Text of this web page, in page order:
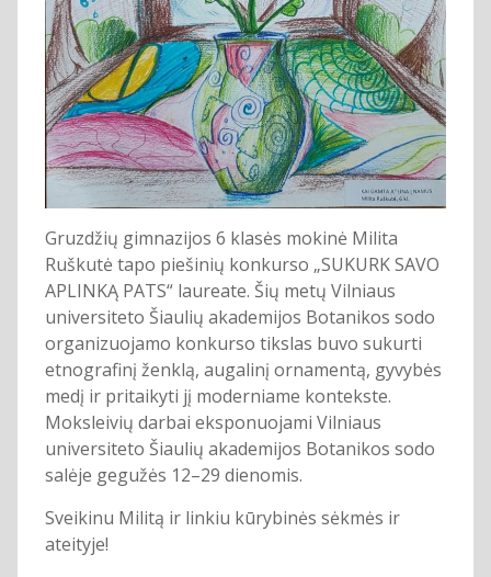
Gruzdžių gimnazijos 6 klasės mokinė Milita
Ruškutė tapo piešinių konkurso „SUKURK SAVO
APLINKĄ PATS“ laureate. Šių metų Vilniaus
universiteto Šiaulių akademijos Botanikos sodo
organizuojamo konkurso tikslas buvo sukurti
etnografinį ženklą, augalinį ornamentą, gyvybės
medį ir pritaikyti jį moderniame kontekste.
Moksleivių darbai eksponuojami Vilniaus
universiteto Šiaulių akademijos Botanikos sodo
salėje gegužės 12–29 dienomis.
Sveikinu Militą ir linkiu kūrybinės sėkmės ir
ateityje!